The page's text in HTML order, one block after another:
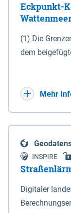
Eckpunkt-
(1) Die
dem
(DTK) im
verkleinerte
projizierte
Terrestrischen
der
bezogen auf
(Anlage 4);
Mehr
INSPIRE
Digitaler